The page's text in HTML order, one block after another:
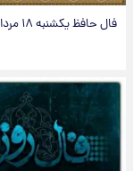
فال حافظ یکشنبه ۱۸ مرداد ماه ۱۴۰۵